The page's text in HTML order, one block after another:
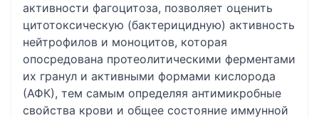
активности фагоцитоза, позволяет оценить
цитотоксическую (бактерицидную) активность
нейтрофилов и моноцитов, которая
опосредована протеолитическими ферментами
их гранул и активными формами кислорода
(АФК), тем самым определяя антимикробные
свойства крови и общее состояние иммунной